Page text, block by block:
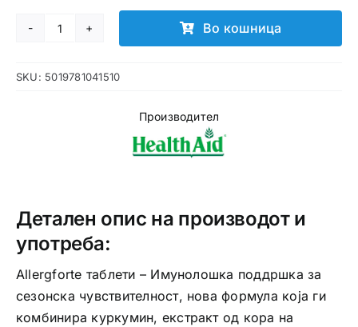
Allergoforte
количина
Во кошница
SKU: 5019781041510
Производител
Детален опис на производот и
употреба:
Allergforte таблети – Имунолошка поддршка за
сезонска чувствителност, нова формула која ги
комбинира куркумин, екстракт од кора на